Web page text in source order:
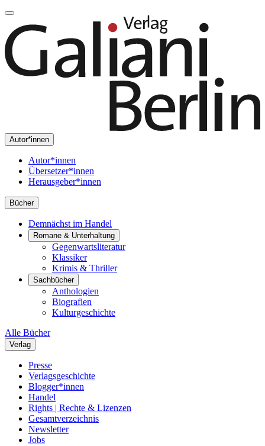
Autor*innen
Autor*innen
Übersetzer*innen
Herausgeber*innen
Bücher
Demnächst im Handel
Romane & Unterhaltung
Gegenwartsliteratur
Klassiker
Krimis & Thriller
Sachbücher
Anthologien
Biografien
Kulturgeschichte
Alle Bücher
Verlag
Presse
Verlagsgeschichte
Blogger*innen
Handel
Rights | Rechte & Lizenzen
Gesamtverzeichnis
Newsletter
Jobs